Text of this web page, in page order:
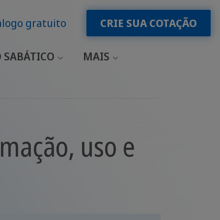
gratuito CRIE SUA COTAÇÃO
SABÁTICO MAIS
uso e